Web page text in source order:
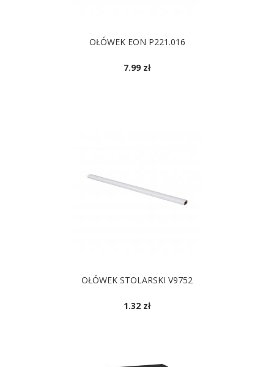
OŁÓWEK EON P221.016
7.99 zł
OŁÓWEK STOLARSKI V9752
1.32 zł